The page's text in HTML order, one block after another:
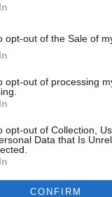
opt-out of the Sale of
opt-out of processing
opt-out of Collection,
Data that Is
CONFIRM
grave”,
ser el peligro
situación de
consecuencia
que tendrá
“hay que seguir